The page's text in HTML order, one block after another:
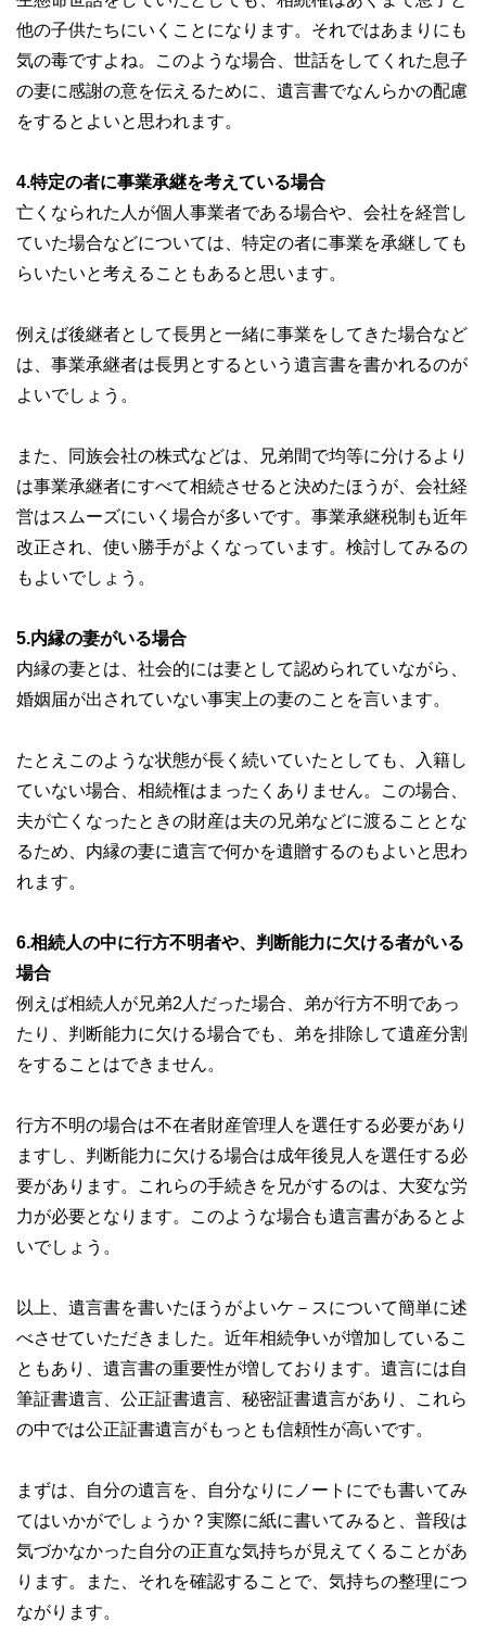
他の子供たちにいくことになります。それではあまりにも
気の毒ですよね。このような場合、世話をしてくれた息子
の妻に感謝の意を伝えるために、遺言書でなんらかの配慮
をするとよいと思われます。
4.特定の者に事業承継を考えている場合
亡くなられた人が個人事業者である場合や、会社を経営し
ていた場合などについては、特定の者に事業を承継しても
らいたいと考えることもあると思います。
例えば後継者として長男と一緒に事業をしてきた場合など
は、事業承継者は長男とするという遺言書を書かれるのが
よいでしょう。
また、同族会社の株式などは、兄弟間で均等に分けるより
は事業承継者にすべて相続させると決めたほうが、会社経
営はスムーズにいく場合が多いです。事業承継税制も近年
改正され、使い勝手がよくなっています。検討してみるの
もよいでしょう。
5.内縁の妻がいる場合
内縁の妻とは、社会的には妻として認められていながら、
婚姻届が出されていない事実上の妻のことを言います。
たとえこのような状態が長く続いていたとしても、入籍し
ていない場合、相続権はまったくありません。この場合、
夫が亡くなったときの財産は夫の兄弟などに渡ることとな
るため、内縁の妻に遺言で何かを遺贈するのもよいと思わ
れます。
6.相続人の中に行方不明者や、判断能力に欠ける者がいる
場合
例えば相続人が兄弟2人だった場合、弟が行方不明であっ
たり、判断能力に欠ける場合でも、弟を排除して遺産分割
をすることはできません。
行方不明の場合は不在者財産管理人を選任する必要があり
ますし、判断能力に欠ける場合は成年後見人を選任する必
要があります。これらの手続きを兄がするのは、大変な労
力が必要となります。このような場合も遺言書があるとよ
いでしょう。
以上、遺言書を書いたほうがよいケ－スについて簡単に述
べさせていただきました。近年相続争いが増加しているこ
ともあり、遺言書の重要性が増しております。遺言には自
筆証書遺言、公正証書遺言、秘密証書遺言があり、これら
の中では公正証書遺言がもっとも信頼性が高いです。
まずは、自分の遺言を、自分なりにノートにでも書いてみ
てはいかがでしょうか？実際に紙に書いてみると、普段は
気づかなかった自分の正直な気持ちが見えてくることがあ
ります。また、それを確認することで、気持ちの整理につ
ながります。